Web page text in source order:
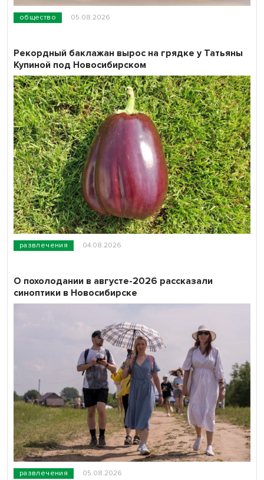
общество 05.08.2026
развлечения 04.08.2026
Рекордный баклажан вырос на грядке у Татьяны
Купиной под Новосибирском
развлечения 05.08.2026
О похолодании в августе-2026 рассказали
синоптики в Новосибирске